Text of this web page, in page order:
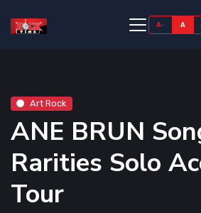
A- A
Art Rock
ANE BRUN
Rarities Solo
Tour